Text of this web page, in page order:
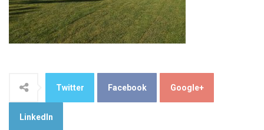
Twitter Facebook Google+
LinkedIn